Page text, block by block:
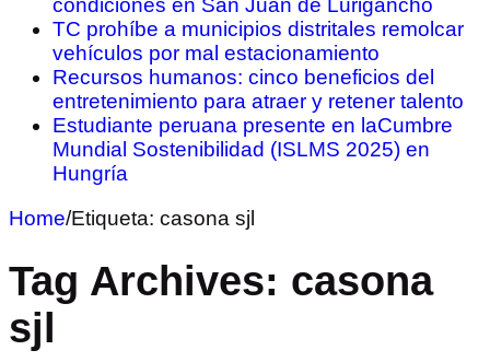
condiciones en San Juan de Lurigancho
TC prohíbe a municipios distritales remolcar
vehículos por mal estacionamiento
Recursos humanos: cinco beneficios del
entretenimiento para atraer y retener talento
Estudiante peruana presente en laCumbre
Mundial Sostenibilidad (ISLMS 2025) en
Hungría
Home/Etiqueta: casona sjl
Tag Archives: casona
sjl